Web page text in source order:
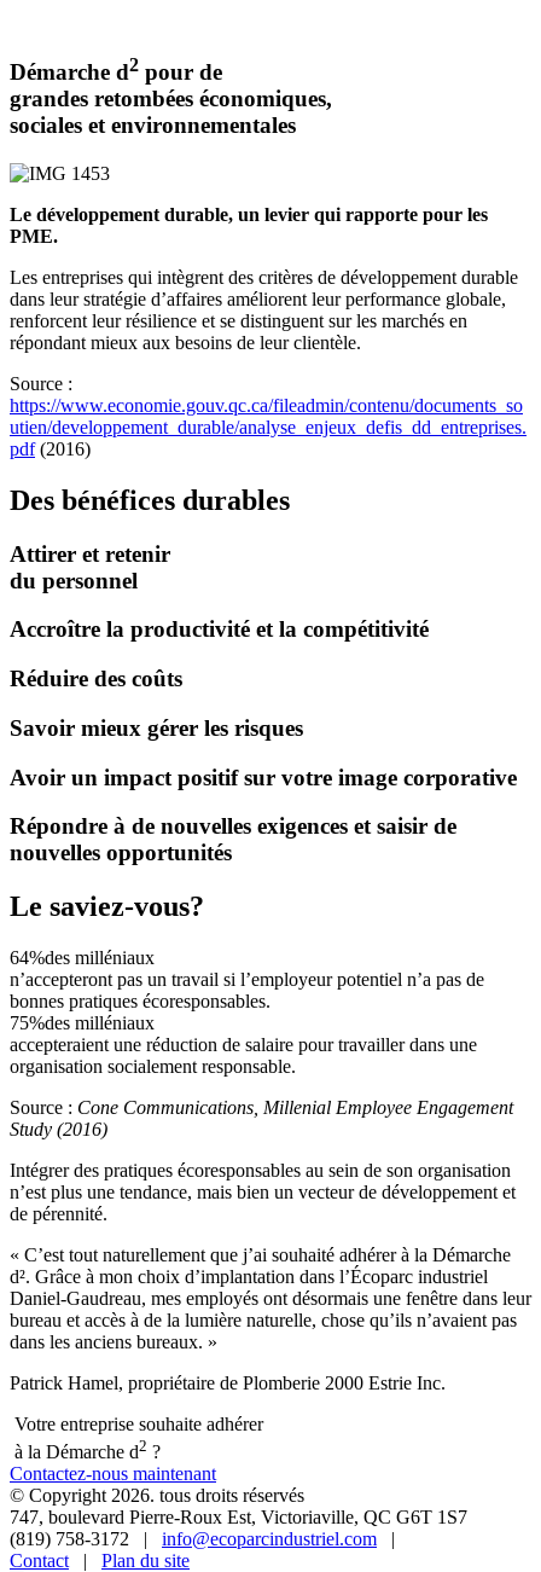
Démarche d2 pour de
grandes retombées économiques,
sociales et environnementales
Le développement durable, un levier qui rapporte pour les
PME.
Les entreprises qui intègrent des critères de développement durable
dans leur stratégie d’affaires améliorent leur performance globale,
renforcent leur résilience et se distinguent sur les marchés en
répondant mieux aux besoins de leur clientèle.
Source :
https://www.economie.gouv.qc.ca/fileadmin/contenu/documents_so
utien/developpement_durable/analyse_enjeux_defis_dd_entreprises.
pdf(2016)
Des bénéfices durables
Attirer et retenir
du personnel
Accroître la productivité et la compétitivité
Réduire des coûts
Savoir mieux gérer les risques
Avoir un impact positif sur votre image corporative
Répondre à de nouvelles exigences et saisir de
nouvelles opportunités
Le saviez-vous?
64%des milléniaux
n’accepteront pas un travail si l’employeur potentiel n’a pas de
bonnes pratiques écoresponsables.
75%des milléniaux
accepteraient une réduction de salaire pour travailler dans une
organisation socialement responsable.
Source : Cone Communications, Millenial Employee Engagement
Study (2016)
Intégrer des pratiques écoresponsables au sein de son organisation
n’est plus une tendance, mais bien un vecteur de développement et
de pérennité.
« C’est tout naturellement que j’ai souhaité adhérer à la Démarche
d². Grâce à mon choix d’implantation dans l’Écoparc industriel
Daniel-Gaudreau, mes employés ont désormais une fenêtre dans leur
bureau et accès à de la lumière naturelle, chose qu’ils n’avaient pas
dans les anciens bureaux. »
Patrick Hamel, propriétaire de Plomberie 2000 Estrie Inc.
Votre entreprise souhaite adhérer
à la Démarche d2 ?
Contactez-nous maintenant
© Copyright 2026. tous droits réservés
747, boulevard Pierre-Roux Est, Victoriaville, QC G6T 1S7
(819) 758-3172 | info@ecoparcindustriel.com |
Contact | Plan du site